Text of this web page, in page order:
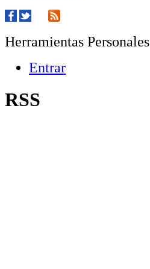
Herramientas Personales
Entrar
RSS